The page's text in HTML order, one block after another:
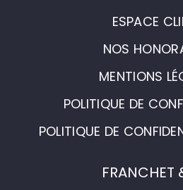
ESPACE
NOS
MENTIONS
POLITIQUE DE
POLITIQUE DE
FRANCHET